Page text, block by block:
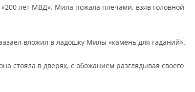
«200 лет МВД». Мила пожала плечами, взяв головной
вложил в ладошку Милы «камень для гаданий».
стояла в дверях, с обожанием разглядывая своего